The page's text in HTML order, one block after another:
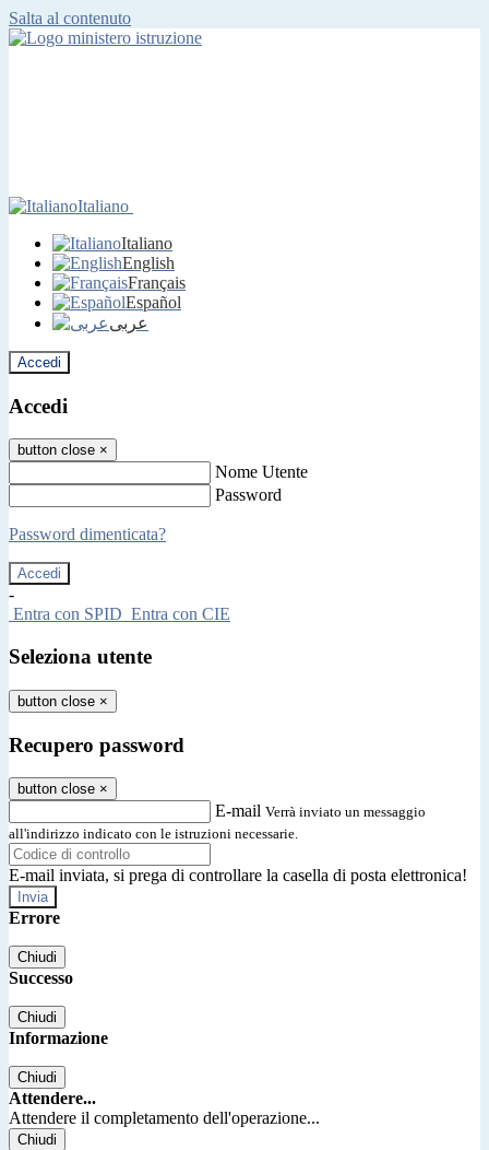
Salta al contenuto
Italiano
Italiano
English
Français
Español
عربى
Accedi
Accedi
button close ×
Nome Utente
Password
Password dimenticata?
-
Entra con SPID Entra con CIE
Seleziona utente
button close ×
Recupero password
button close ×
E-mail Verrà inviato un messaggio
all'indirizzo indicato con le istruzioni necessarie.
E-mail inviata, si prega di controllare la casella di posta elettronica!
Errore
Chiudi
Successo
Chiudi
Informazione
Chiudi
Attendere...
Attendere il completamento dell'operazione...
Chiudi